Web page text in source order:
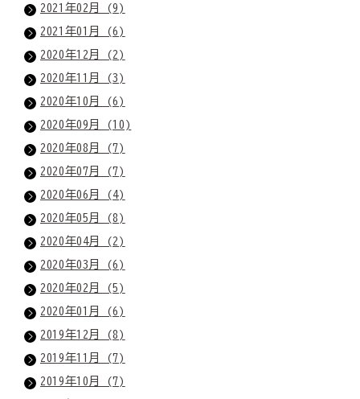
2021年02月 (9)
2021年01月 (6)
2020年12月 (2)
2020年11月 (3)
2020年10月 (6)
2020年09月 (10)
2020年08月 (7)
2020年07月 (7)
2020年06月 (4)
2020年05月 (8)
2020年04月 (2)
2020年03月 (6)
2020年02月 (5)
2020年01月 (6)
2019年12月 (8)
2019年11月 (7)
2019年10月 (7)